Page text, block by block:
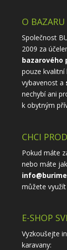
O
Společnost
2009 za
bazarového
pouze
vybavenost a
nechybí ani
k obytným
CHCI
Pokud máte
nebo máte
můžete
E-SHOP
Vyzkoušejte
karavany: